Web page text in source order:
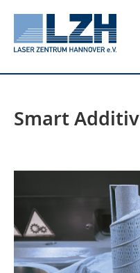
Direkt
Smart Additiv